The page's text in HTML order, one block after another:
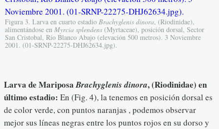
Figura 3. Larva en cuarto estadio Brachyglenis dinora, (Riodinidae),
alimentándose en Myrcia splendens (Myrtaceae), posición dorsal, Sector
San Cristobal, Río Blanco Abajo (elevación 500 metros). 3 Noviembre
2001. (01-SRNP-22275-DHJ62634.jpg).
Larva de MariposaBrachyglenis dinora, (Riodinidae) en
último estadio: En (Fig. 4), la tenemos en posición dorsal es
de color verde, con puntos naranjas , podemos observar
mejor sus líneas negras entre los puntos rojos en su dorso y